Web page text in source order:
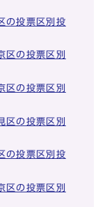
の投票区別投
区の投票区別
区の投票区別
区の投票区別
の投票区別投
区の投票区別